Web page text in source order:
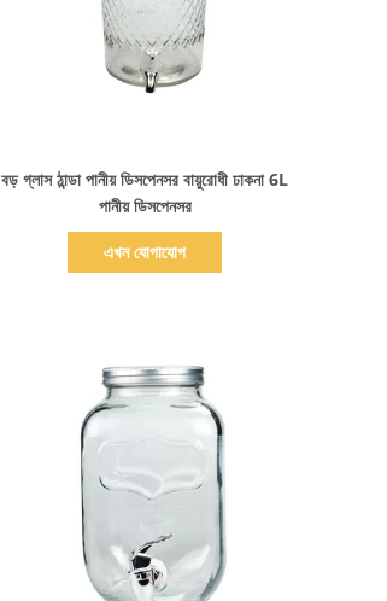
বড় গ্লাস ঠান্ডা পানীয় ডিসপেনসর বায়ুরোধী ঢাকনা 6L
পানীয় ডিসপেনসর
এখন যোগাযোগ